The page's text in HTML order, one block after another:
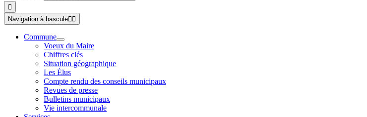
Navigation à bascule
Commune
Voeux du Maire
Chiffres clés
Situation géographique
Les Élus
Compte rendu des conseils municipaux
Revues de presse
Bulletins municipaux
Vie intercommunale